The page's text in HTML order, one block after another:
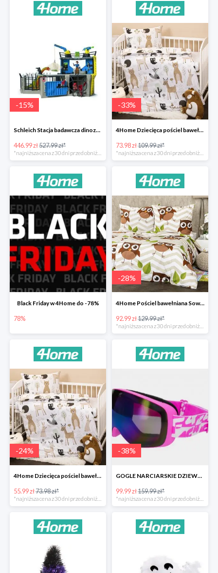
-15%
Schleich Stacja badawcza dinozaurów -15%
446.99 zł527.99 zł*
*najniższa cena z 30 dni przed obniżką
-33%
4Home Dziecięca pościel bawełniana do łóżeczka Nordic Friends -33%
73.98 zł109.99 zł*
*najniższa cena z 30 dni przed obniżką
Black Friday w 4Home do -78%
78%
-28%
4Home Pościel bawełniana Sowy -28%
92.99 zł129.99 zł*
-24%
4Home Dziecięca pościel bawełniana do łóżeczka Nordic Friends -24%
55.99 zł73.98 zł*
-38%
GOGLE NARCIARSKIE DZIEWCZĘCE -37%
99.99 zł159.99 zł*